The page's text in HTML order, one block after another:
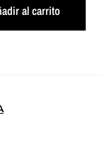
al carrito